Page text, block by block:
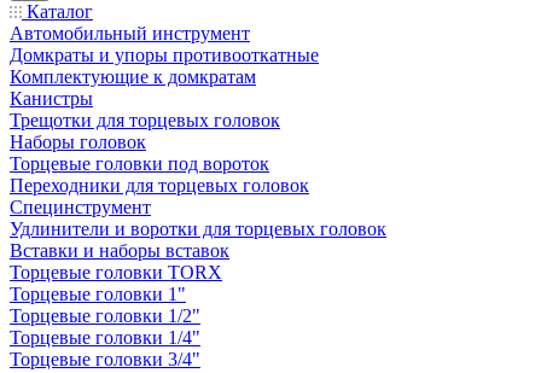
Каталог
Автомобильный инструмент
Домкраты и упоры противооткатные
Комплектующие к домкратам
Канистры
Трещотки для торцевых головок
Наборы головок
Торцевые головки под вороток
Переходники для торцевых головок
Специнструмент
Удлинители и воротки для торцевых головок
Вставки и наборы вставок
Торцевые головки TORX
Торцевые головки 1"
Торцевые головки 1/2"
Торцевые головки 1/4"
Торцевые головки 3/4"